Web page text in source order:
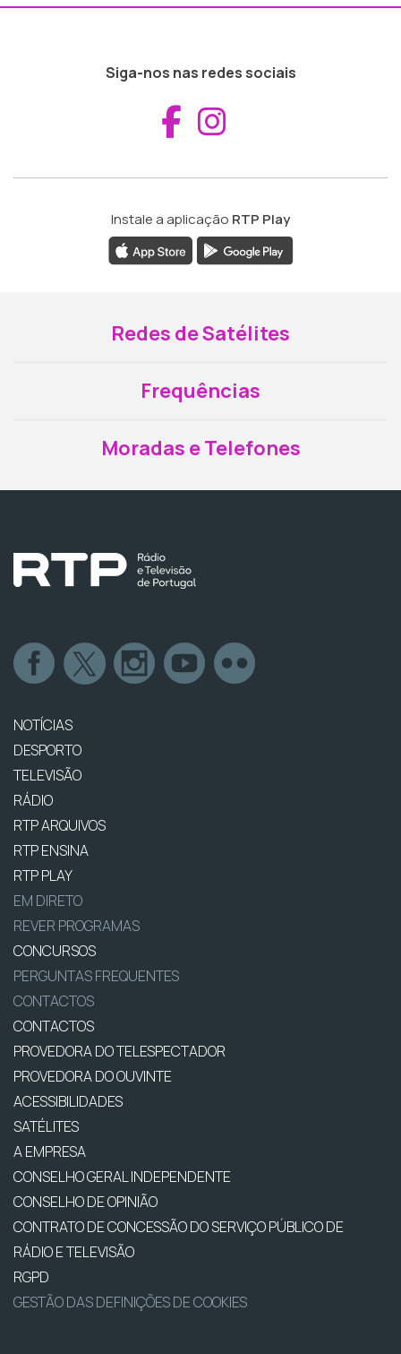
Siga-nos nas redes sociais
Aceder ao
Instale a aplicação RTP Play
Redes de Satélites
Frequências
Moradas e Telefones
NOTÍCIAS
DESPORTO
TELEVISÃO
RÁDIO
RTP ARQUIVOS
RTP ENSINA
RTP PLAY
EM DIRETO
REVER PROGRAMAS
CONCURSOS
PERGUNTAS FREQUENTES
CONTACTOS
CONTACTOS
PROVEDORA DO TELESPECTADOR
PROVEDORA DO OUVINTE
ACESSIBILIDADES
SATÉLITES
A EMPRESA
CONSELHO GERAL INDEPENDENTE
CONSELHO DE OPINIÃO
CONTRATO DE CONCESSÃO DO SERVIÇO PÚBLICO DE
RÁDIO E TELEVISÃO
RGPD
GESTÃO DAS DEFINIÇÕES DE COOKIES